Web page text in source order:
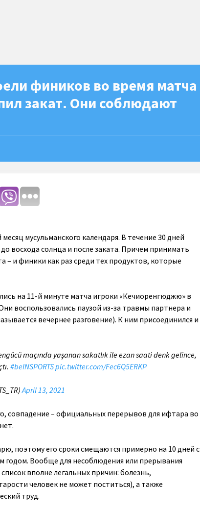
фиников во время матча
закат. Они соблюдают
мусульманского календаря. В течение 30 дней
восхода солнца и после заката. Причем принимать
– и финики как раз среди тех продуктов, которые
на 11-й минуте матча игроки «Кечиоренгюджю» в
воспользовались паузой из-за травмы партнера и
вечернее разговение). К ним присоединился и
maçında yaşanan sakatlık ile ezan saati denk gelince,
#beINSPORTSpic.twitter.com/Fec6Q5ERKP
April 13, 2021
совпадение – официальных перерывов для ифтара во
поэтому его сроки смещаются примерно на 10 дней с
Вообще для несоблюдения или прерывания
вполне легальных причин: болезнь,
человек не может поститься), а также
труд.